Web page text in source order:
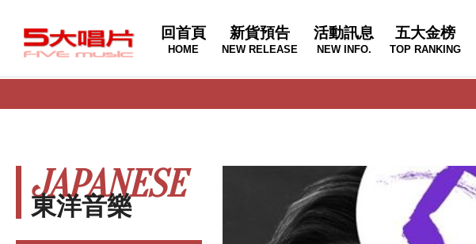
回首頁
HOME
新貨預告
NEW RELEASE
活動訊息
NEW INFO.
五大金榜
TOP RANKING
東洋音樂
JAPANESE